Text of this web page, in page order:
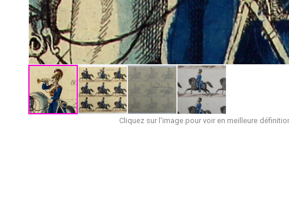
Cliquez sur l'image pour voir en meilleure